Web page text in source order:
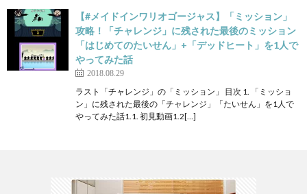
【#メイドインワリオゴージャス】「ミッション」
攻略！「チャレンジ」に残された最後のミッション
「はじめてのたいせん」+「デッドヒート」を1人で
やってみた話
2018.08.29
ラスト「チャレンジ」の「ミッション」 目次 1. 「ミッショ
ン」に残された最後の「チャレンジ」「たいせん」を1人で
やってみた話1.1. 初見動画1.2[…]